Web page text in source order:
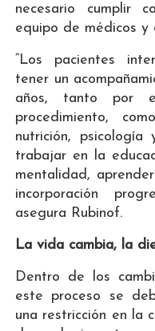
necesario cumplir
equipo de médicos y
“Los pacientes
tener un
años, tanto por
procedimiento,
nutrición,
trabajar en la
mentalidad,
incorporación
asegura Rubinof.
La vida cambia, la
Dentro de los
este proceso se
una restricción en la